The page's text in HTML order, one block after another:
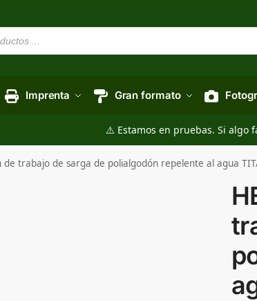
Imprenta Gran formato
⚠️ Estamos en pruebas. Si algo
de trabajo de sarga de polialgodón repelente al agua